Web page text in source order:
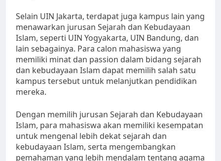
Selain UIN Jakarta, terdapat juga kampus lain yang
menawarkan jurusan Sejarah dan Kebudayaan
Islam, seperti UIN Yogyakarta, UIN Bandung, dan
lain sebagainya. Para calon mahasiswa yang
memiliki minat dan passion dalam bidang sejarah
dan kebudayaan Islam dapat memilih salah satu
kampus tersebut untuk melanjutkan pendidikan
mereka.
Dengan memilih jurusan Sejarah dan Kebudayaan
Islam, para mahasiswa akan memiliki kesempatan
untuk mengenal lebih dekat sejarah dan
kebudayaan Islam, serta mengembangkan
pemahaman yang lebih mendalam tentang agama